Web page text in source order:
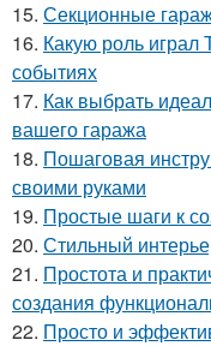
15. Секционные
16. Какую роль играл
событиях
17. Как выбрать
вашего гаража
18. Пошаговая
своими руками
19. Простые шаги к
20. Стильный
21. Простота и
создания
22. Просто и